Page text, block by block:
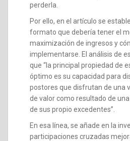
perderla.
Por ello, en el artículo se
formato que debería tener el
maximización de ingresos y
implementarse. El análisis de
que “la principal propiedad de
óptimo es su capacidad para
postores que disfrutan de una
de valor como resultado de
de sus propio excedentes”.
En esa línea, se añade en la
participaciones cruzadas